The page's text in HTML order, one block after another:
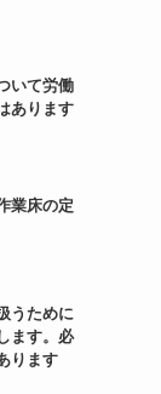
いて労働
あります
業床の定
うために
ます。必
ります